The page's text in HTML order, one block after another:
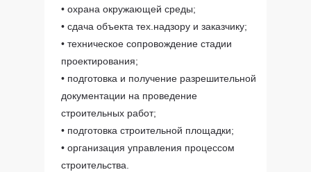
• охрана окружающей среды;
• сдача объекта тех.надзору и заказчику;
• техническое сопровождение стадии
проектирования;
• подготовка и получение разрешительной
документации на проведение
строительных работ;
• подготовка строительной площадки;
• организация управления процессом
строительства.